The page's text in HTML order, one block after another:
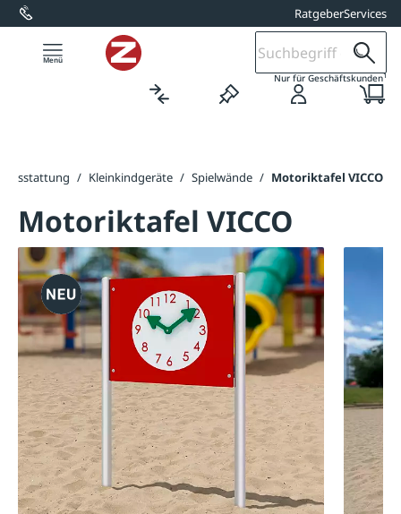
springen RatgeberServices
Nur für Geschäftskunden1
/ Kleinkindgeräte / Spielwände / Motoriktafel VICCO
Motoriktafel VICCO